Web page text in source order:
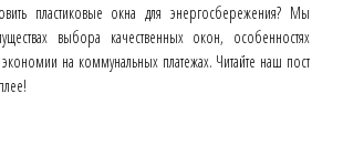
пластиковые окна для энергосбережения? Мы
выбора качественных окон, особенностях
на коммунальных платежах. Читайте наш пост